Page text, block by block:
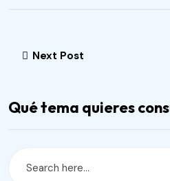
Next Post
Qué tema quieres